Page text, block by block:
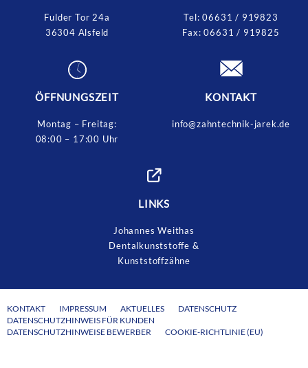
Fulder Tor 24a
36304 Alsfeld
Tel:06631 / 919823
Fax:06631 / 919825
ÖFFNUNGSZEIT
Montag – Freitag:
08:00 – 17:00 Uhr
KONTAKT
info@zahntechnik-jarek.de
LINKS
Johannes Weithas
Dentalkunststoffe &
Kunststoffzähne
KONTAKT IMPRESSUM AKTUELLES
DATENSCHUTZ
DATENSCHUTZHINWEIS FÜR KUNDEN
DATENSCHUTZHINWEISE BEWERBER
COOKIE-RICHTLINIE (EU)